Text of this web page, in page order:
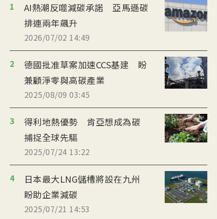
1
AI熱潮反噬減碳承諾 亞馬遜碳
排連兩年飆升
2026/07/02 14:49
2
德國批准草案加速CCS基建 盼
兼顧淨零與高碳產業
2025/08/09 03:45
3
得利地熱優勢 肯亞想成為碳
捕捉全球先驅
2025/07/24 13:22
4
日本最大LNG儲槽將設在九州
盼助企業減碳
2025/07/21 14:53